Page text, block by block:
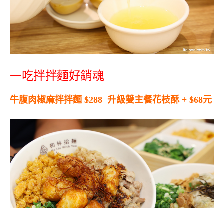
一吃拌拌麵好銷魂
牛腹肉椒麻拌拌麵 $288 升級雙主餐花枝酥+ $68元